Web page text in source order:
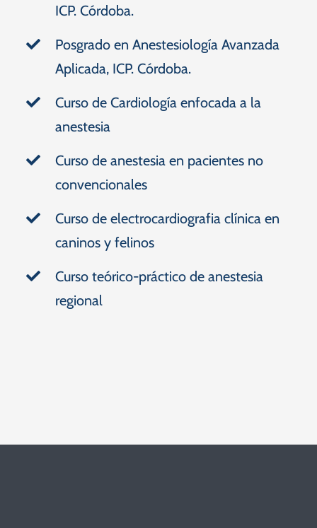
ICP. Córdoba.
Posgrado en Anestesiología Avanzada
Aplicada, ICP. Córdoba.
Curso de Cardiología enfocada a la
anestesia
Curso de anestesia en pacientes no
convencionales
Curso de electrocardiografia clínica en
caninos y felinos
Curso teórico-práctico de anestesia
regional